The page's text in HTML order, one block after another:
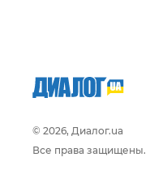
© 2026, Диалог.ua
Все права защищены.